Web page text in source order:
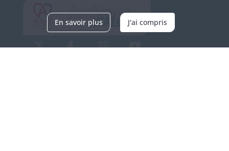
En savoir plus J'ai compris